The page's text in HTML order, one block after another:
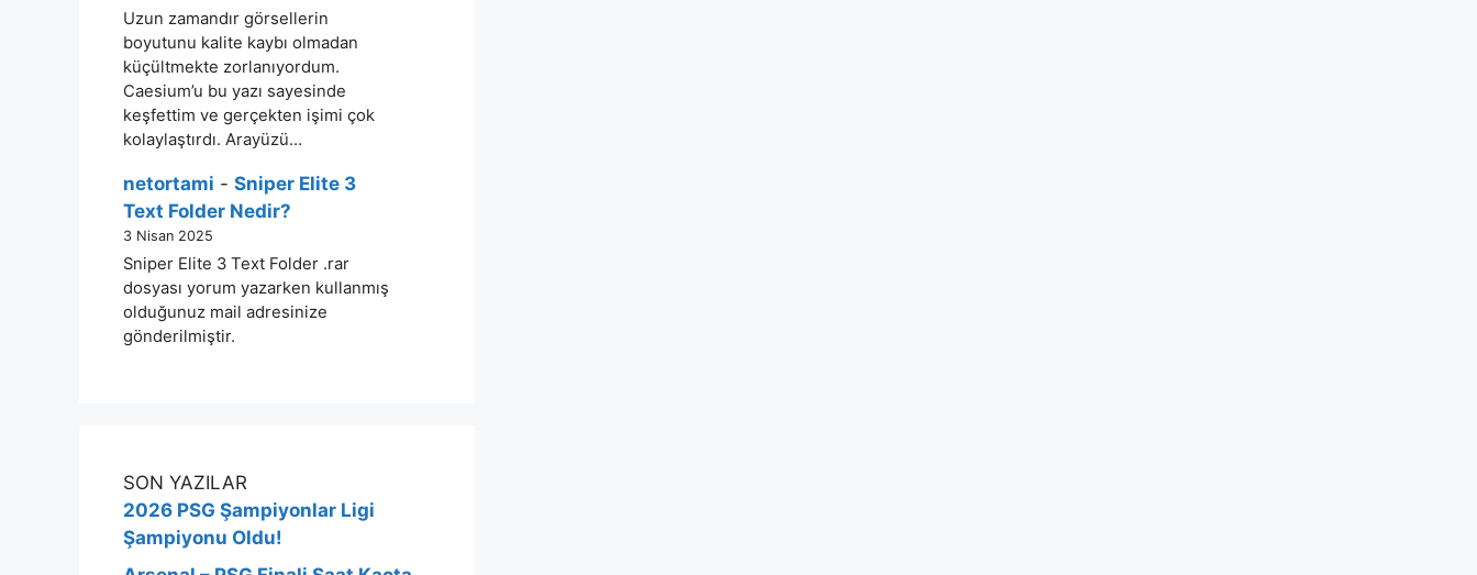
Uzun zamandır görsellerin
boyutunu kalite kaybı olmadan
küçültmekte zorlanıyordum.
Caesium’u bu yazı sayesinde
keşfettim ve gerçekten işimi çok
kolaylaştırdı. Arayüzü…
netortami - Sniper Elite 3
Text Folder Nedir?
3 Nisan 2025
Sniper Elite 3 Text Folder .rar
dosyası yorum yazarken kullanmış
olduğunuz mail adresinize
gönderilmiştir.
SON YAZILAR
2026 PSG Şampiyonlar Ligi
Şampiyonu Oldu!